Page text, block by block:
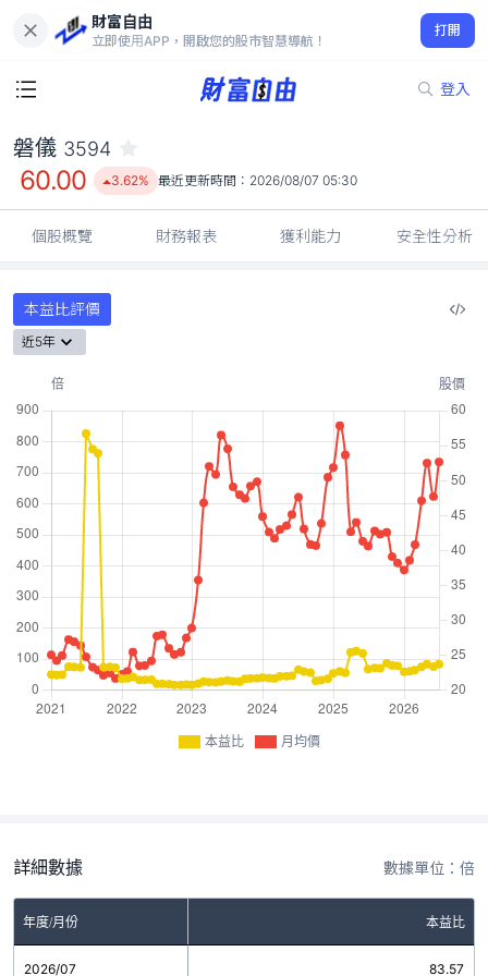
財富自由
立即使用APP，開啟您的股市智慧導航！
打開
登入
60.00
3.62%
磐儀 3594
60.00 3.62% 最近更新時間： 2026/08/07 05:30
個股概覽 財務報表 獲利能力 安全性分析
本益比評價
近5年
本益比 月均價
詳細數據 數據單位：倍
年度/月份 本益比
2026/07 83.57